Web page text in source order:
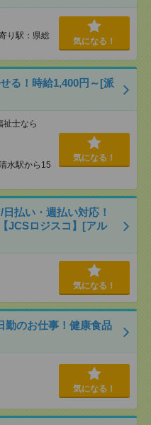
り駅：県総
気になる！
る！時給1,400円～[派
士なら
水駅から15
気になる！
払い・週払い対応！
JCSロジスコ】[アル
気になる！
勤のお仕事！健康食品
気になる！